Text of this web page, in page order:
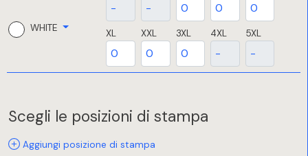
WHITE XL XXL 3XL 4XL 5XL
Scegli le posizioni di stampa
Aggiungi posizione di stampa